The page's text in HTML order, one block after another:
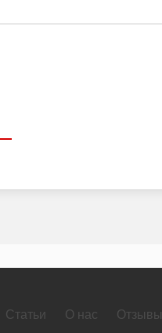
Статьи О нас Отзывы